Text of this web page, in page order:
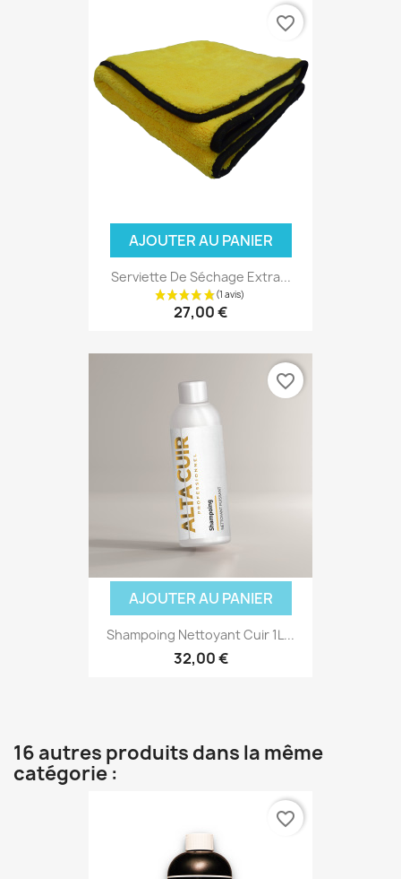
AJOUTER AU PANIER
Serviette De Séchage Extra...
27,00 €
favorite_border
AJOUTER AU PANIER
Shampoing Nettoyant Cuir 1L...
32,00 €
favorite_border
16 autres produits dans la même
catégorie :
favorite_border